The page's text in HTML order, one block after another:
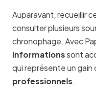
Auparavant, recueillir
consulter plusieurs
chronophage. Avec
informationssont
qui représente un gain
professionnels.